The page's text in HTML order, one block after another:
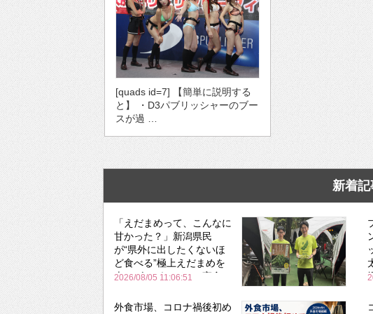
[quads id=7] 【簡単に説明する
と】 ・D3パブリッシャーのブー
スが過 …
新着記
「えだまめって、こんなに
甘かった？」新潟県民
が“県外に出したくないほ
ど食べる”極上えだまめを
森のビアガーデンで実食
2026/08/05 11:06:51
外食市場、コロナ禍後初め